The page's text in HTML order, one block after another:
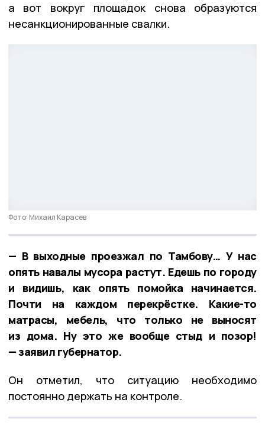
а вот вокруг площадок снова образуются
несанкционированные свалки.
Фото: Михаил Карасев
— В выходные проезжал по Тамбову… У нас
опять навалы мусора растут. Едешь по городу
и видишь, как опять помойка начинается.
Почти на каждом перекрёстке. Какие-то
матрасы, мебель, что только не выносят
из дома. Ну это же вообще стыд и позор!
— заявил губернатор.
Он отметил, что ситуацию необходимо
постоянно держать на контроле.